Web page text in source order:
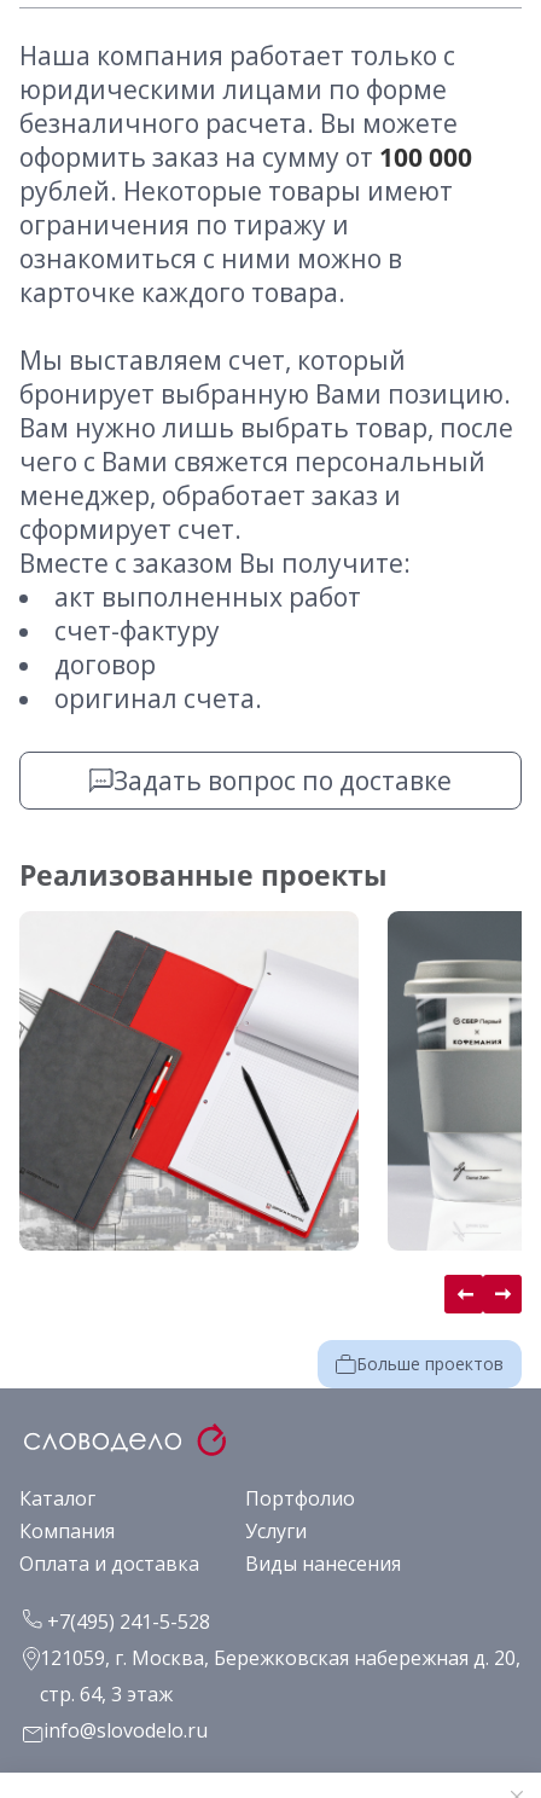
Наша компания работает только с
юридическими лицами по форме
безналичного расчета. Вы можете
оформить заказ на сумму от 100 000
рублей. Некоторые товары имеют
ограничения по тиражу и
ознакомиться с ними можно в
карточке каждого товара.
Мы выставляем счет, который
бронирует выбранную Вами позицию.
Вам нужно лишь выбрать товар, после
чего с Вами свяжется персональный
менеджер, обработает заказ и
сформирует счет.
Вместе с заказом Вы получите:
акт выполненных работ
счет-фактуру
договор
оригинал счета.
Задать вопрос по доставке
Реализованные проекты
Больше проектов
Каталог
Портфолио
Компания
Услуги
Оплата и доставка
Виды нанесения
+7(495) 241-5-528
121059, г. Москва, Бережковская набережная д. 20,
стр. 64, 3 этаж
info@slovodelo.ru